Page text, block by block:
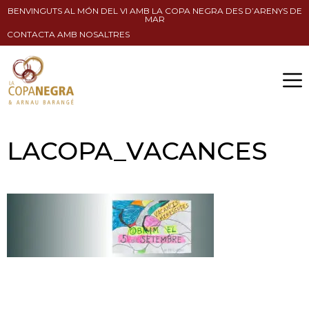
BENVINGUTS AL MÓN DEL VI AMB LA COPA NEGRA DES D’ARENYS DE
MAR
CONTACTA AMB NOSALTRES
LACOPA_VACANCES